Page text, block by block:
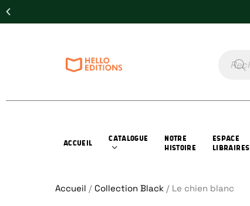
ACCUEIL
CATALOGUE
NOTRE
HISTOIRE
ESPACE
LIBRAIRES
Accueil / Collection Black / Le chien blanc